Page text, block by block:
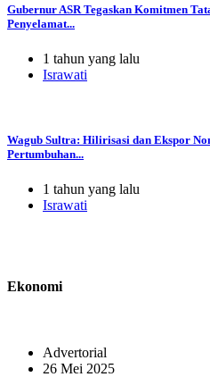
Gubernur ASR Tegaskan Komitmen
Penyelamat...
1 tahun yang lalu
Israwati
Wagub Sultra: Hilirisasi dan Ekspor
Pertumbuhan...
1 tahun yang lalu
Israwati
Ekonomi
Advertorial
26 Mei 2025